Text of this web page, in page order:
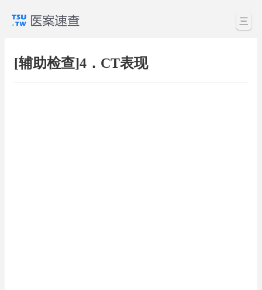
三
[辅助检查]4．CT表现